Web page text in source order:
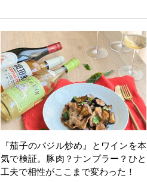
『茄子のバジル炒め』とワインを本
気で検証。豚肉？ナンプラー？ひと
工夫で相性がここまで変わった！